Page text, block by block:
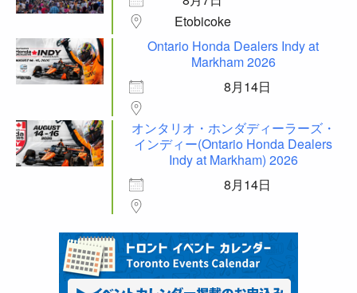
Etobicoke
Ontario Honda Dealers Indy at
Markham 2026
8月14日
オンタリオ・ホンダディーラーズ・
インディー(Ontario Honda Dealers
Indy at Markham) 2026
8月14日